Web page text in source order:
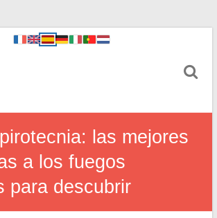
las mejores
a los fuegos
para descubrir